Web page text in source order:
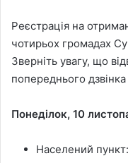
Реєстрація на
чотирьох громадах
Зверніть увагу, що
попереднього
Понеділок, 10
Населений